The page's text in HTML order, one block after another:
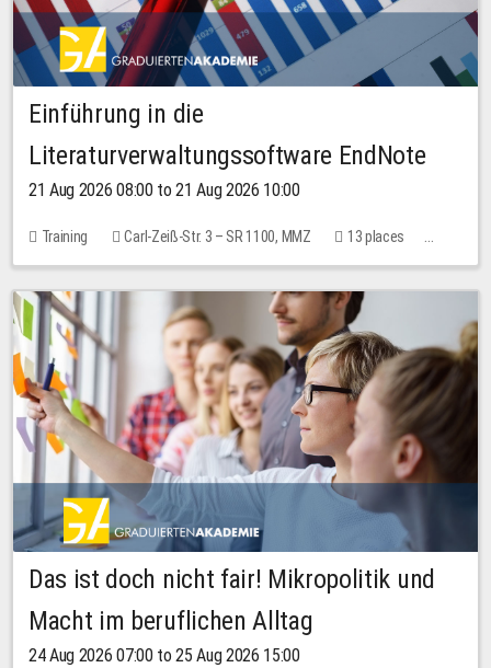
Einführung in die
Literaturverwaltungssoftware EndNote
21 Aug 2026 08:00 to 21 Aug 2026 10:00
Training Carl-Zeiß-Str. 3 – SR 1100, MMZ
13 places
10.00 EUR
Das ist doch nicht fair! Mikropolitik und
Macht im beruflichen Alltag
24 Aug 2026 07:00 to 25 Aug 2026 15:00